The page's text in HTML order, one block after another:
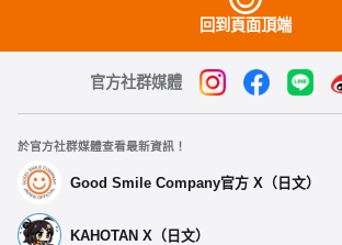
回到頁面頂端
官方社群媒體
於官方社群媒體查看最新資訊！
Good Smile Company官方 X（日文）
KAHOTAN X（日文）